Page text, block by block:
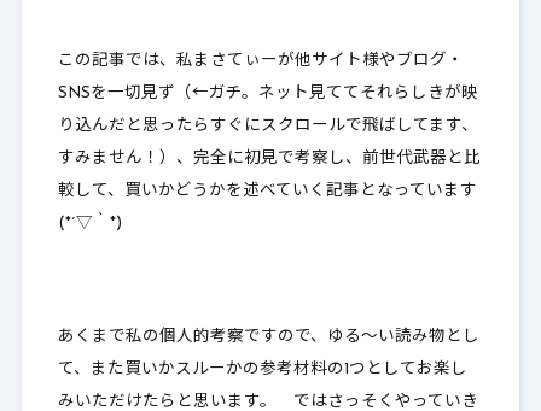
この記事では、私まさてぃーが他サイト様やブログ・
SNSを一切見ず（←ガチ。ネット見ててそれらしきが映
り込んだと思ったらすぐにスクロールで飛ばしてます、
すみません！）、完全に初見で考察し、前世代武器と比
較して、 買いかどうかを述べていく 記事となっています
(*´▽｀*)
あくまで私の個人的考察ですので、ゆる～い読み物とし
て、また買いかスルーかの参考材料の1つとしてお楽し
みいただけたらと思います。 ではさっそくやっていき